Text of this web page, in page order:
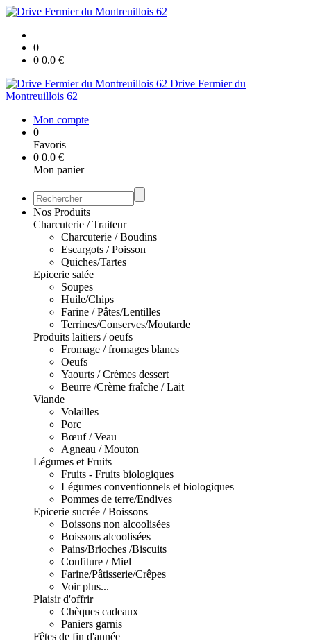
0
0 0.0 €
Drive Fermier du
Montreuillois 62
Mon compte
0
Favoris
0 0.0 €
Mon panier
Nos Produits
Charcuterie / Traiteur
Charcuterie / Boudins
Escargots / Poisson
Quiches/Tartes
Epicerie salée
Soupes
Huile/Chips
Farine / Pâtes/Lentilles
Terrines/Conserves/Moutarde
Produits laitiers / oeufs
Fromage / fromages blancs
Oeufs
Yaourts / Crèmes dessert
Beurre /Crème fraîche / Lait
Viande
Volailles
Porc
Bœuf / Veau
Agneau / Mouton
Légumes et Fruits
Fruits - Fruits biologiques
Légumes conventionnels et biologiques
Pommes de terre/Endives
Epicerie sucrée / Boissons
Boissons non alcoolisées
Boissons alcoolisées
Pains/Brioches /Biscuits
Confiture / Miel
Farine/Pâtisserie/Crêpes
Voir plus...
Plaisir d'offrir
Chèques cadeaux
Paniers garnis
Fêtes de fin d'année